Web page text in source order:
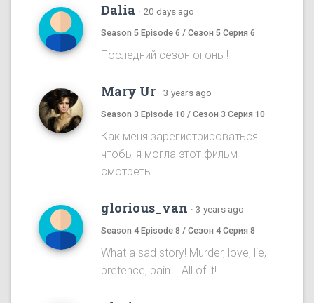
Dalia · 20 days ago
Season 5 Episode 6 / Сезон 5 Серия 6
Последний сезон огонь !
Mary Ur · 3 years ago
Season 3 Episode 10 / Сезон 3 Серия 10
Как меня зарегистрироваться
чтобы я могла этот фильм
смотреть
glorious_van · 3 years ago
Season 4 Episode 8 / Сезон 4 Серия 8
What a sad story! Murder, love, lie,
pretence, pain....All of it!